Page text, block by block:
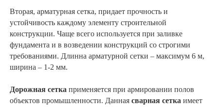
Вторая, арматурная сетка, придает прочность и
устойчивость каждому элементу строительной
конструкции. Чаще всего используется при заливке
фундамента и в возведении конструкций со строгими
требованиями. Длинна арматурной сетки – максимум 6 м,
ширина – 1-2 мм.
Дорожная сетка применяется при армировании полов
объектов промышленности. Данная сварная сетка имеет